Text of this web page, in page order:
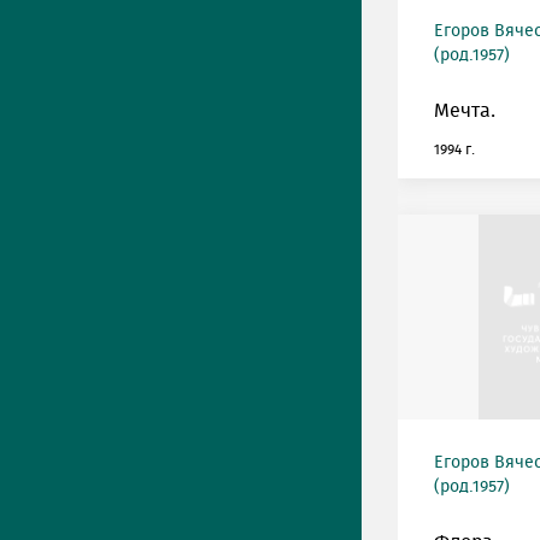
Егоров
(род.1957)
Мечта.
1994 г.
Егоров
(род.1957)